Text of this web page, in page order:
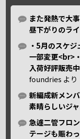
また発熱で大
昼下がりのラ
・5月のスケ
一部変更<br>
入荷好評販売中
foundries より
新編成新メン
素晴らしいジ
急遽二管フロ
テージも賑わ